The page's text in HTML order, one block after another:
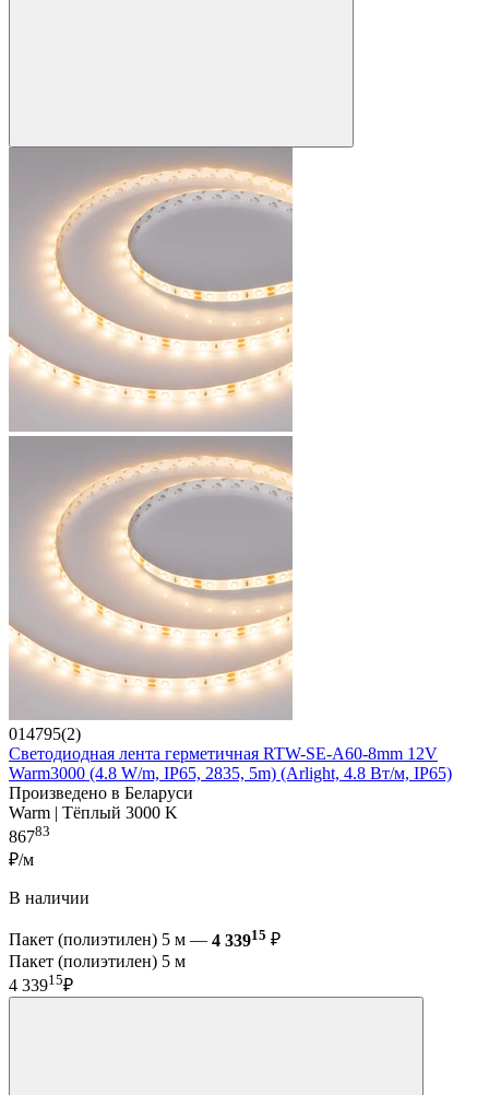
014795(2)
Светодиодная лента герметичная RTW-SE-A60-8mm 12V
Warm3000 (4.8 W/m, IP65, 2835, 5m) (Arlight, 4.8 Вт/м, IP65)
Произведено в Беларуси
Warm | Тёплый 3000 K
86783
₽/м
В наличии
Пакет (полиэтилен) 5 м — 4 33915 ₽
Пакет (полиэтилен) 5 м
4 33915₽